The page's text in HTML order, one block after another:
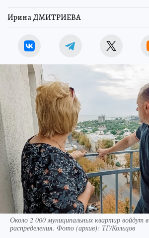
Ирина ДМИТРИЕВА
Около 2 000 муниципальных квартир войдут
распределения. Фото (архив): ТГ/Кольцов